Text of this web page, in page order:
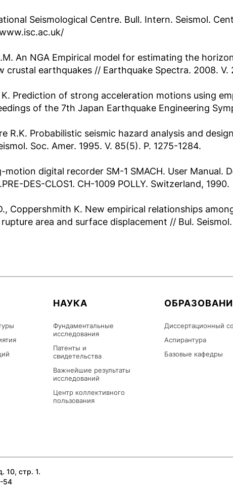
Seismological Centre. Bull. Intern. Seismol.
An NGA Empirical model for estimating the
crustal earthquakes // Earthquake Spectra. 2008. V.
K. Prediction of strong acceleration motions using
of the 7th Japan Earthquake Engineering
R.K. Probabilistic seismic hazard analysis and
Soc. Amer. 1995. V. 85(5). P. 1275-1284.
motion digital recorder SM-1 SMACH. User Manual.
DES-CLOS1. CH-1009 POLLY. Switzerland, 1990.
Coppershmith K. New empirical relationships
area and surface displacement // Bul.
НАУКА
Фундаментальные
исследования
Патенты и
свидетельства
Важнейшие результаты
исследований
Центр коллективного
пользования
Диссертационный
Аспирантура
Базовые кафедры
10, стр. 1.
54